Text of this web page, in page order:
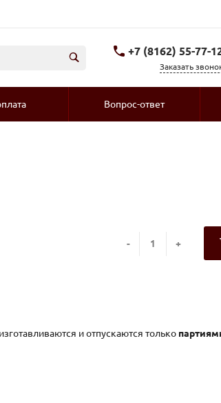
+7 (8162) 55-77-
Заказать
Вопрос-ответ
- +
и отпускаются только